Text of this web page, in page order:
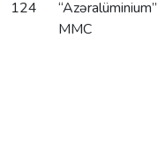
124
“Azəralüminium”
MMC